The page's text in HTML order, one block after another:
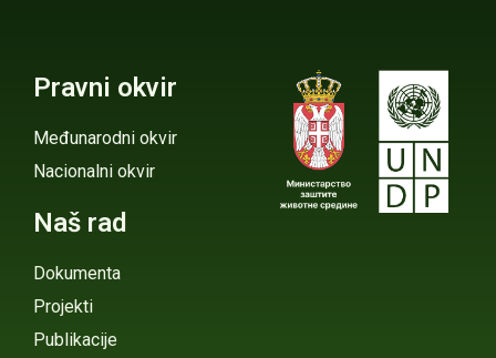
Pravni okvir
Međunarodni okvir
Nacionalni okvir
Naš rad
Dokumenta
Projekti
Publikacije